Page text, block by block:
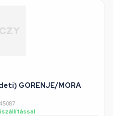
GORENJE/MORA